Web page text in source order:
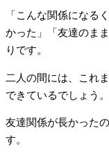
「こんな関係になる
かった」「友達のま
りです。
二人の間には、これ
できているでしょう。
友達関係が長かった
す。